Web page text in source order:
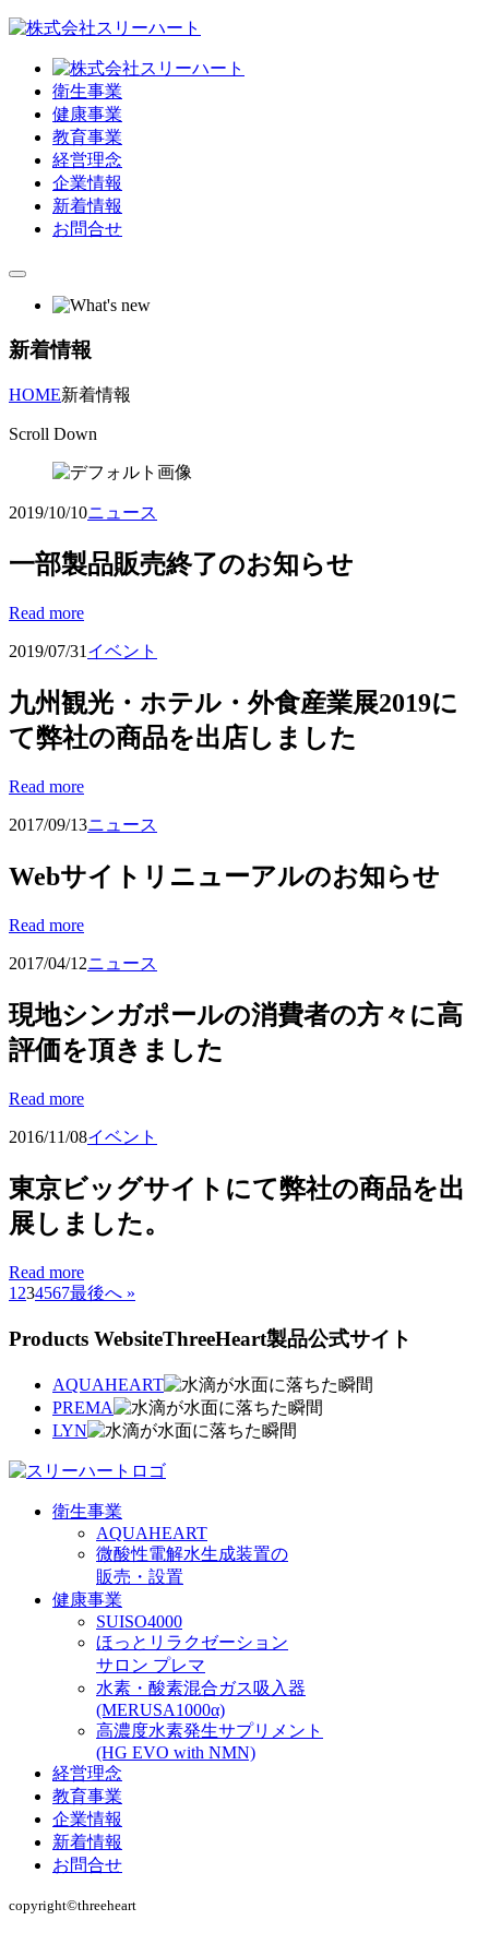
衛生事業
健康事業
教育事業
経営理念
企業情報
新着情報
お問合せ
新着情報
HOME新着情報
Scroll Down
2019/10/10ニュース
一部製品販売終了のお知らせ
Read more
2019/07/31 イベント
九州観光・ホテル・外食産業展2019に
て弊社の商品を出店しました
Read more
2017/09/13ニュース
Webサイトリニューアルのお知らせ
Read more
2017/04/12ニュース
現地シンガポールの消費者の方々に高
評価を頂きました
Read more
2016/11/08イベント
東京ビッグサイトにて弊社の商品を出
展しました。
Read more
1 234567最後へ »
Products WebsiteThreeHeart製品公式サイト
AQUAHEART
PREMA
LYN
衛生事業
AQUAHEART
微酸性電解水生成装置の
販売・設置
健康事業
SUISO4000
ほっとリラクゼーション
サロン プレマ
水素・酸素混合ガス吸入器
(MERUSA1000α)
高濃度水素発生サプリメント
(HG EVO with NMN)
経営理念
教育事業
企業情報
新着情報
お問合せ
copyright©︎threeheart